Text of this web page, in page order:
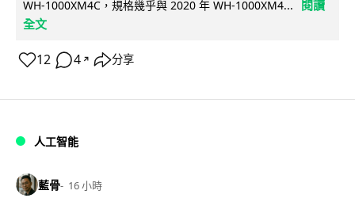
WH-1000XM4C，規格幾乎與 2020 年 WH-1000XM4...
閱讀
全文
12 4 ↗ 分享
人工智能
藍骨 16 小時